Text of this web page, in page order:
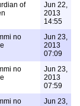
of
Jun 22,
2013
14:55
no
Jun 23,
2013
07:09
no
Jun 23,
2013
07:59
no
Jun 23,